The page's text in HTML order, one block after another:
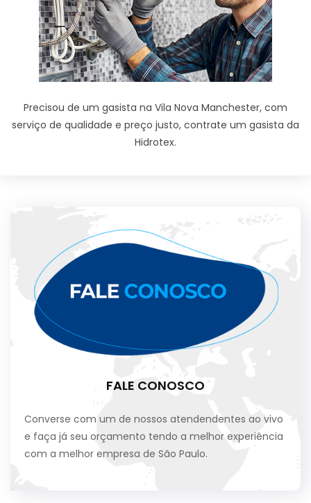
Precisou de um gasista na Vila Nova Manchester, com
serviço de qualidade e preço justo, contrate um gasista da
Hidrotex.
FALE CONOSCO
Converse com um de nossos atendendentes ao vivo
e faça já seu orçamento tendo a melhor experiência
com a melhor empresa de São Paulo.